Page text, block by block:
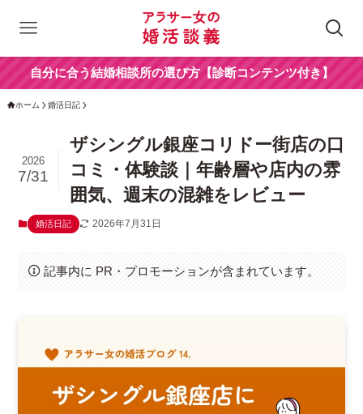
自分に合う結婚相談所の選び方【診断コンテンツ付き】
ホーム 婚活日記
ザシングル銀座コリドー街店の口
コミ・体験談｜年齢層や店内の雰
囲気、週末の混雑をレビュー
2026
7/31
婚活日記 2026年7月31日
記事内に PR・プロモーションが含まれています。